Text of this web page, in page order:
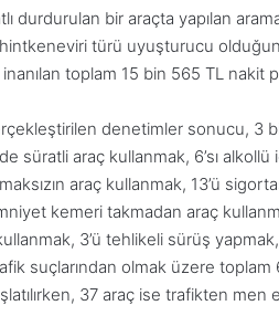
durdurulan bir araçta yapılan
hintkeneviri türü uyuşturucu
toplam 15 bin 565 TL nakit
denetimler sonucu, 3
süratli araç kullanmak, 6’sı
araç kullanmak, 13’ü
kemeri takmadan araç
3’ü tehlikeli sürüş yapmak,
suçlarından olmak üzere
37 araç ise trafikten men